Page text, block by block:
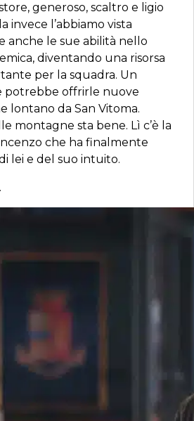
generoso, scaltro e ligio
invece l’abbiamo vista
anche le sue abilità nello
diventando una risorsa
per la squadra. Un
potrebbe offrirle nuove
lontano da San Vitoma.
montagne sta bene. Lì c’è la
che ha finalmente
lei e del suo intuito.